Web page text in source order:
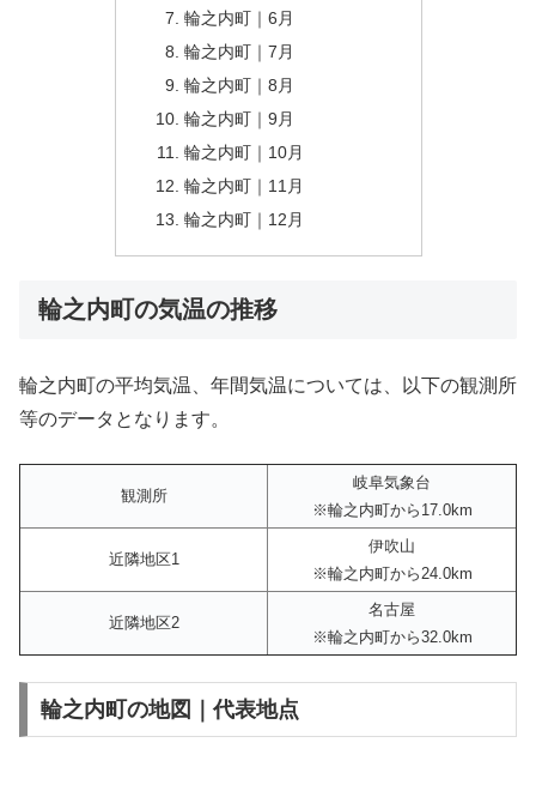
輪之内町｜6月
輪之内町｜7月
輪之内町｜8月
輪之内町｜9月
輪之内町｜10月
輪之内町｜11月
輪之内町｜12月
輪之内町の気温の推移
輪之内町の平均気温、年間気温については、以下の観測所
等のデータとなります。
観測所
岐阜気象台
※輪之内町から17.0km
近隣地区1
伊吹山
※輪之内町から24.0km
近隣地区2
名古屋
※輪之内町から32.0km
輪之内町の地図｜代表地点